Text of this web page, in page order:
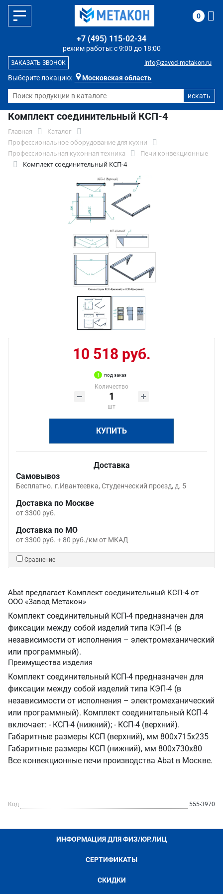
Выберите локацию: Московская область
режим работы: с 9:00 до 18:00
+7 (495) 115-02-34
info@zavod-metakon.ru
ЗАКАЗАТЬ ЗВОНОК
0
Комплект соединительный КСП-4
Главная
Каталог
Профессиональное оборудование для кухни
Профессиональная кухонная техника
Печи конвекционные
Комплект соединительный КСП-4
10 518 руб.
под заказ
Количество
шт
КУПИТЬ
Доставка
Самовывоз
Бесплатно. г.Ивантеевка, Студенческий проезд, д. 5
Доставка по Москве
от 3300 руб.
Доставка по МО
от 3300 руб. + 80 руб./км от МКАД
Сравнение
Abat предлагает Комплект соединительный КСП-4 от
ООО «Завод Метакон»
Комплект соединительный КСП-4 предназначен для
фиксации между собой изделий типа КЭП-4 (в
независимости от исполнения – электромеханический
или программный).
Преимущества изделия
Комплект соединительный КСП-4 предназначен для
фиксации между собой изделий типа КЭП-4 (в
независимости от исполнения – электромеханический
или программный). Комплект соединительный КСП-4
включает: - КСП-4 (нижний); - КСП-4 (верхний).
Габаритные размеры КСП (верхний), мм 800x715x235
Габаритные размеры КСП (нижний), мм 800x730x80
Все конвекционные печи производства Abat в Москве.
Код 555-3970
ИНФОРМАЦИЯ ДЛЯ ФИЗ/ЮР.ЛИЦ
СЕРТИФИКАТЫ
СКИДКИ